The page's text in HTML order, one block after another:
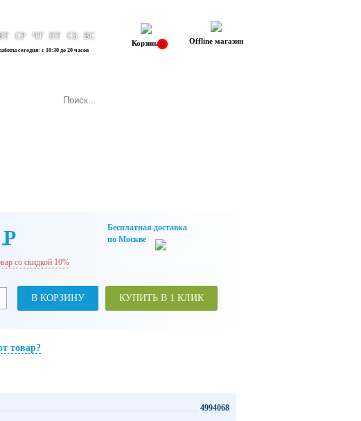
ВТ СР ЧТ ПТ СБ ВС
сегодня: с 10:30 до 20 часов
0
Корзина Offline магазин
P
-
со скидкой 10%
В КОРЗИНУ КУПИТЬ В 1 КЛИК
Бесплатная доставка
по Москве
товар?
4994068